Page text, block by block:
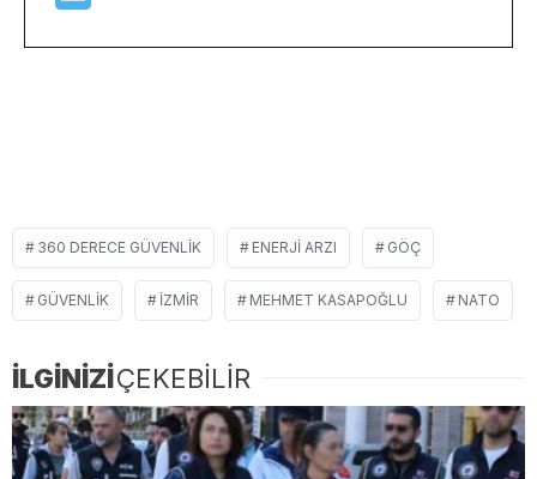
360 DERECE GÜVENLIK ENERJI ARZI GÖÇ
GÜVENLIK İZMIR MEHMET KASAPOĞLU NATO
İLGİNİZİÇEKEBİLİR